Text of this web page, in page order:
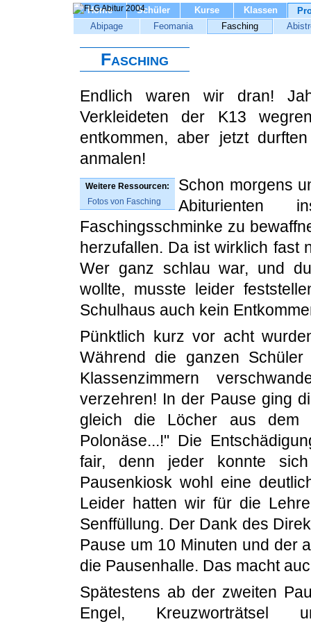
Home Schüler Kurse Klassen
Abipage
Feomania Fasching
Fasching
Endlich waren wir dran!
Verkleideten der K13
entkommen, aber jetzt
anmalen!
Weitere Ressourcen:
Fotos von Fasching
Schon morgens
Faschingsschminke zu
herzufallen. Da ist wirklich fast
Wer ganz schlau war, und
wollte, musste leider
Schulhaus auch kein
Pünktlich kurz vor acht
Während die ganzen
Klassenzimmern
verzehren! In der Pause ging
gleich die Löcher aus
Polonäse...!" Die
fair, denn jeder konnte
Pausenkiosk wohl eine
Leider hatten wir für die
Senffüllung. Der Dank des
Pause um 10 Minuten und der
die Pausenhalle. Das macht
Spätestens ab der zweiten
Engel, Kreuzworträtsel